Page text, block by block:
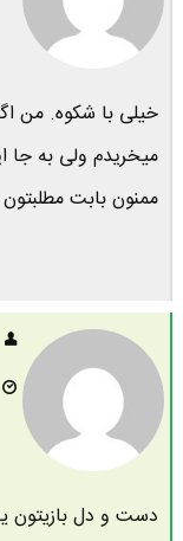
خیلی با شکوه. من
میخریدم ولی به جا
ممنون بابت
دست و دل بازيتون